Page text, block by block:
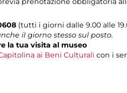
(tutti i giorni dalle 9.00 alle
il giorno stesso sul posto.
la tua visita al museo
ai Beni Culturali con i